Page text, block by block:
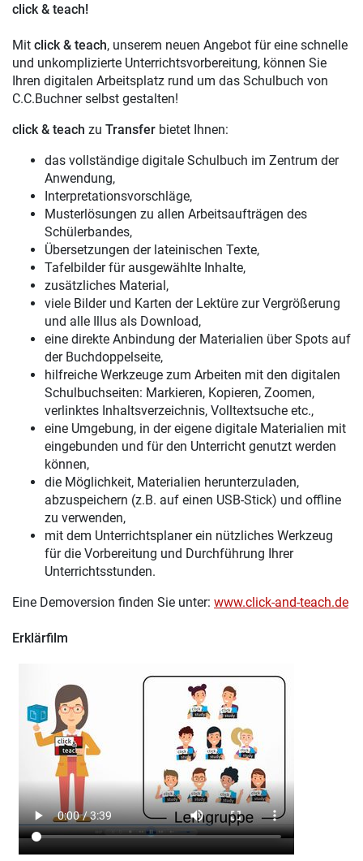
click & teach!
Mit click & teach, unserem neuen Angebot für eine schnelle
und unkomplizierte Unterrichtsvorbereitung, können Sie
Ihren digitalen Arbeitsplatz rund um das Schulbuch von
C.C.Buchner selbst gestalten!
click & teach zu Transfer bietet Ihnen:
das vollständige digitale Schulbuch im Zentrum der
Anwendung,
Interpretationsvorschläge,
Musterlösungen zu allen Arbeitsaufträgen des
Schülerbandes,
Übersetzungen der lateinischen Texte,
Tafelbilder für ausgewählte Inhalte,
zusätzliches Material,
viele Bilder und Karten der Lektüre zur Vergrößerung
und alle Illus als Download,
eine direkte Anbindung der Materialien über Spots auf
der Buchdoppelseite,
hilfreiche Werkzeuge zum Arbeiten mit den digitalen
Schulbuchseiten: Markieren, Kopieren, Zoomen,
verlinktes Inhaltsverzeichnis, Volltextsuche etc.,
eine Umgebung, in der eigene digitale Materialien mit
eingebunden und für den Unterricht genutzt werden
können,
die Möglichkeit, Materialien herunterzuladen,
abzuspeichern (z.B. auf einen USB-Stick) und offline
zu verwenden,
mit dem Unterrichtsplaner ein nützliches Werkzeug
für die Vorbereitung und Durchführung Ihrer
Unterrichtsstunden.
Eine Demoversion finden Sie unter: www.click-and-teach.de
Erklärfilm